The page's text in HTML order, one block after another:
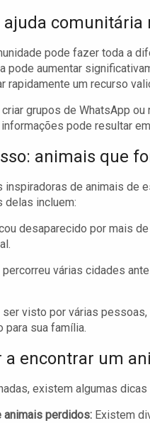
comunitária
pode fazer toda a
pode aumentar
rapidamente um recurso
grupos de WhatsApp
pode resultar
animais que
inspiradoras de animais de
delas incluem:
desaparecido por mais
percorreu várias cidades
ser visto por várias
para sua família.
a encontrar um
existem algumas dicas
animais perdidos: Existem